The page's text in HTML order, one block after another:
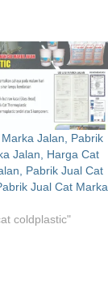
Jalan, Pabrik
Jalan, Harga Cat
Pabrik Jual Cat
Jual Cat Marka
coldplastic"